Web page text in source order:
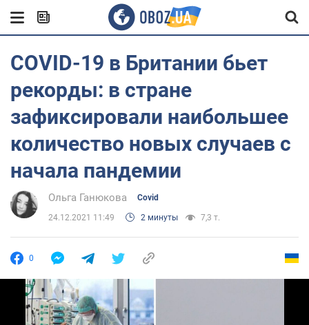
COVID-19 в Британии бьет
рекорды: в стране
зафиксировали наибольшее
количество новых случаев с
начала пандемии
Ольга Ганюкова Covid
24.12.2021 11:49 2 минуты 7,3 т.
0